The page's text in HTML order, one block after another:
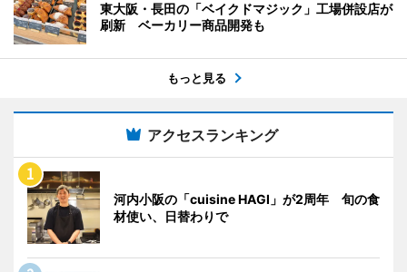
東大阪・長田の「ベイクドマジック」工場併設店が
刷新 ベーカリー商品開発も
もっと見る
アクセスランキング
河内小阪の「cuisine HAGI」が2周年 旬の食
材使い、日替わりで